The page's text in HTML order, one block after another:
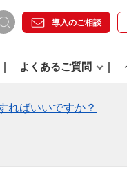
導入のご相談
よくあるご質問
ればいいですか？